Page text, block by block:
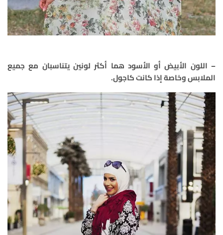
– اللون الأبيض أو الأسود هما أكثر لونين يتناسبان مع جميع
الملابس وخاصة إذا كانت كاجول.